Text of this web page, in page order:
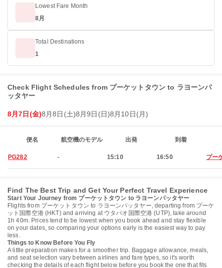
Lowest Fare Month
8月
Total Destinations
1
Check Flight Schedules from プーケットタウン to ラヨーンパ
ッタヤー
8月7日(金)8月8日(土)8月9日(日)8月10日(月)
便名 航空機のモデル 出発 到着
PG282 - 15:10 16:50 プー
Find The Best Trip and Get Your Perfect Travel Experience
Start Your Journey from プーケットタウン to ラヨーンパッタヤー
Flights from プーケットタウン to ラヨーンパッタヤー, departing from プーケ
ット国際空港 (HKT) and arriving at ウタパオ国際空港 (UTP), take around
1h 40m. Prices tend to be lowest when you book ahead and stay flexible
on your dates, so comparing your options early is the easiest way to pay
less.
Things to Know Before You Fly
A little preparation makes for a smoother trip. Baggage allowance, meals,
and seat selection vary between airlines and fare types, so it's worth
checking the details of each flight below before you book the one that fits